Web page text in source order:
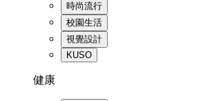
時尚流行
校園生活
視覺設計
KUSO
健康